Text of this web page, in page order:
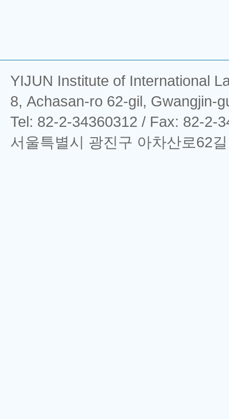
YIJUN Institute of International
8, Achasan-ro 62-gil, Gwangjin-
Tel: 82-2-34360312 / Fax: 82-2-
서울특별시 광진구 아차산로62